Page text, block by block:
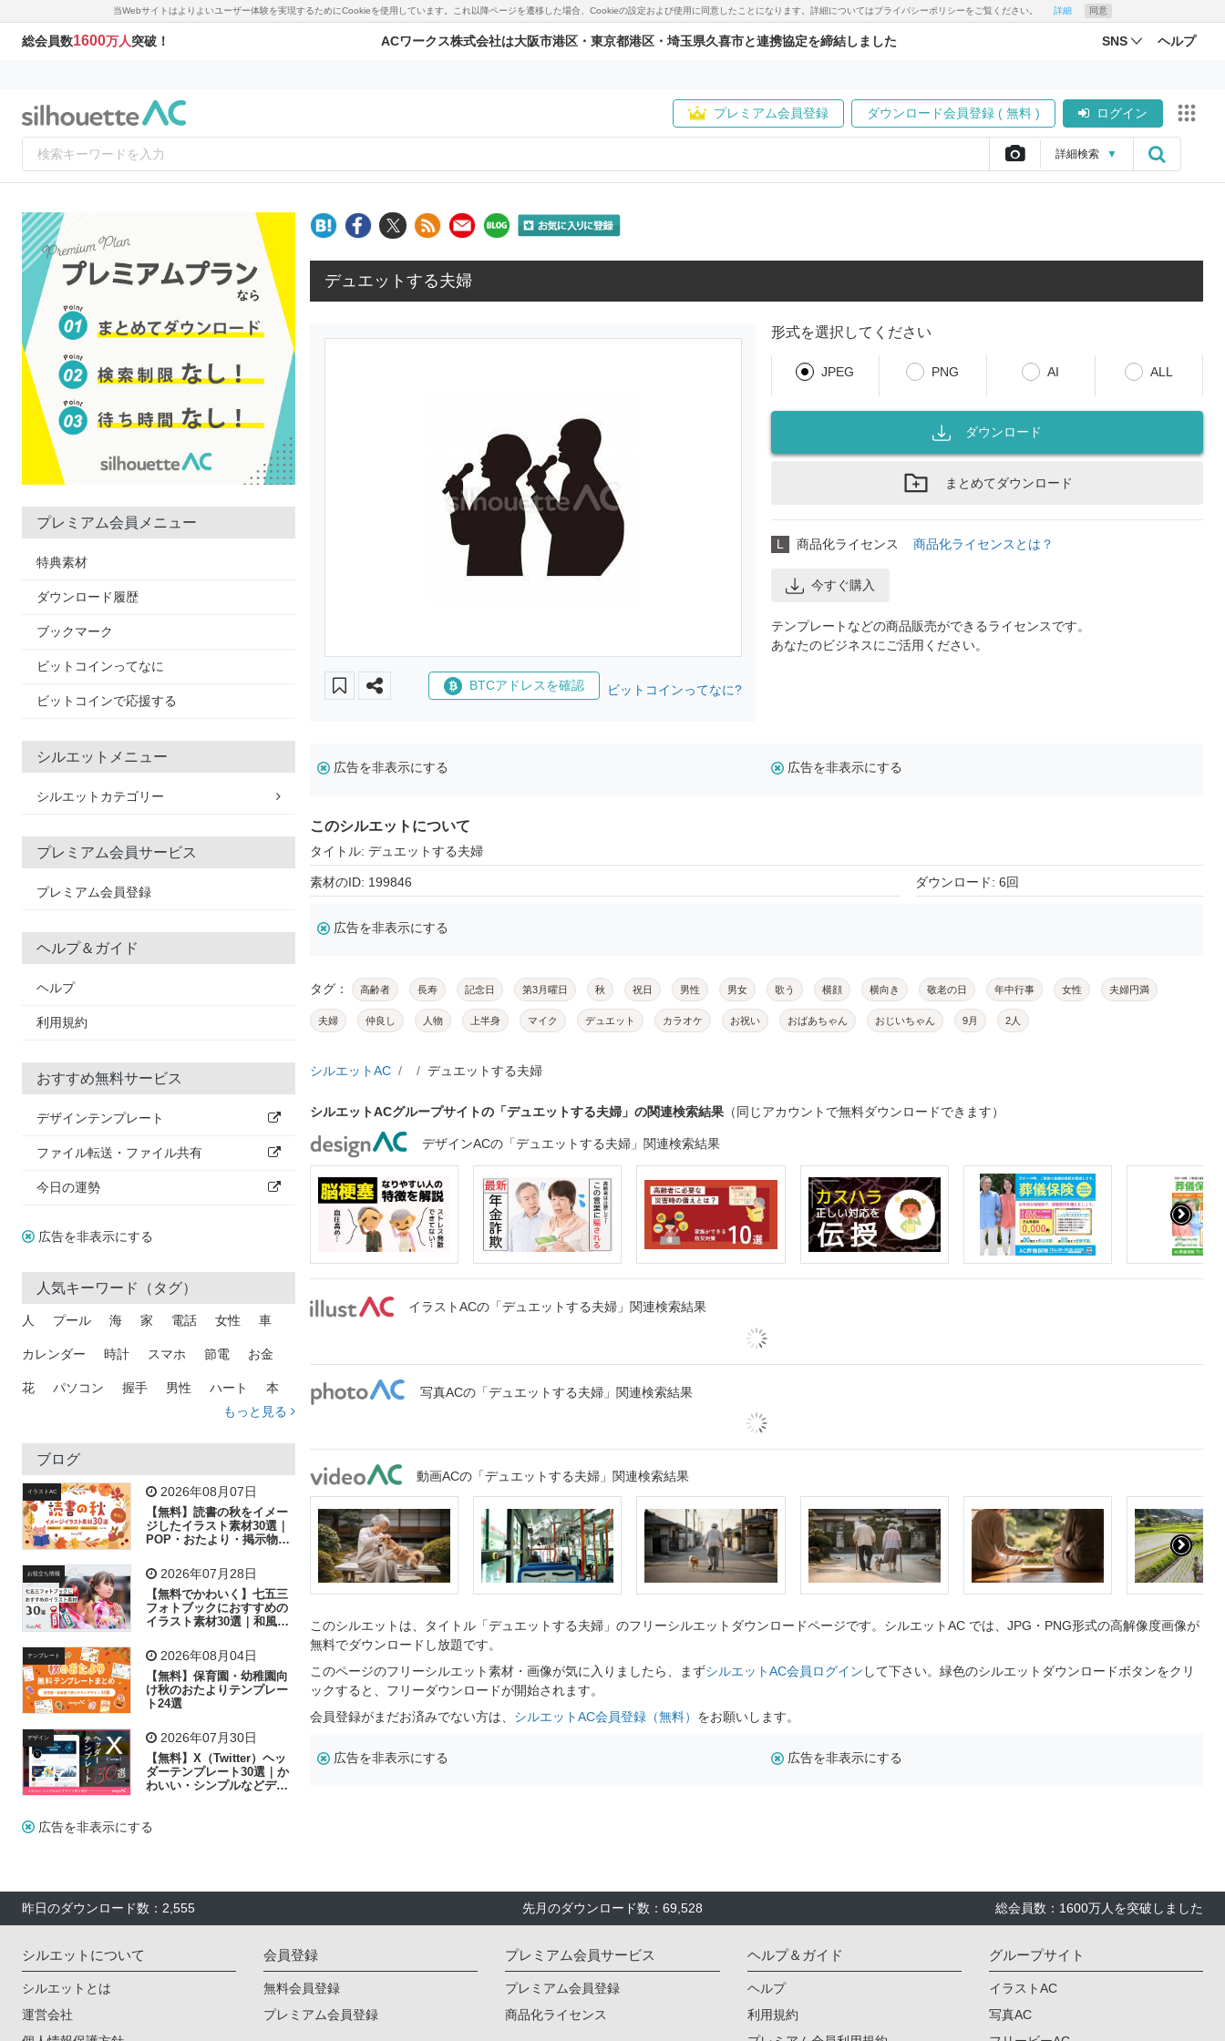
当Webサイトはよりよいユーザー体験を実現するためにCookieを使用しています。これ以降ページを遷移した場合、Cookieの設定および使用に同意したことになります。詳細についてはプライバシーポリシーをご覧ください。 詳細 同意
総会員数1600万人突破！ ACワークス株式会社は大阪市港区・東京都港区・埼玉県久喜市と連携協定を締結しました SNS ヘルプ
プレミアム会員登録 ダウンロード会員登録 ( 無料 ) ログイン
詳細検索 ▼
プレミアム会員メニュー
特典素材
ダウンロード履歴
ブックマーク
ビットコインってなに
ビットコインで応援する
シルエットメニュー
シルエットカテゴリー
プレミアム会員サービス
プレミアム会員登録
ヘルプ＆ガイド
ヘルプ
利用規約
おすすめ無料サービス
デザインテンプレート
ファイル転送・ファイル共有
今日の運勢
広告を非表示にする
人気キーワード（タグ）
人 プール 海 家 電話 女性 車
カレンダー 時計 スマホ 節電 お金
花 パソコン 握手 男性 ハート 本
トラック 木
吹き出し
飛行機 グラフ ビル 魚 家族 書類
歩く 工場 会社 太陽 キラキラ
子供 作業員 葉 相談 ピクトグラム
もっと見る
ブログ
イラストAC 2026年08月07日
【無料】読書の秋をイメー
ジしたイラスト素材30選｜
POP・おたより・掲示物に
お役立ち情報 2026年07月28日
【無料でかわいく】七五三
フォトブックにおすすめの
イラスト素材30選｜和風の
テンプレート 2026年08月04日
【無料】保育園・幼稚園向
け秋のおたよりテンプレー
ト24選
デザイン 2026年07月30日
【無料】X（Twitter）ヘッ
ダーテンプレート30選｜か
わいい・シンプルなどデザ
広告を非表示にする
デュエットする夫婦
BTCアドレスを確認 ビットコインってなに?
形式を選択してください
JPEG PNG AI ALL
ダウンロード
まとめてダウンロード
L 商品化ライセンス 商品化ライセンスとは？
今すぐ購入
テンプレートなどの商品販売ができるライセンスです。
あなたのビジネスにご活用ください。
広告を非表示にする 広告を非表示にする
このシルエットについて
タイトル: デュエットする夫婦
素材のID: 199846 ダウンロード: 6回
広告を非表示にする
タグ： 高齢者 長寿 記念日 第3月曜日 秋 祝日 男性 男女 歌う 横顔 横向き 敬老の日 年中行事 女性 夫婦円満
夫婦 仲良し 人物 上半身 マイク デュエット カラオケ お祝い おばあちゃん おじいちゃん 9月 2人
シルエットAC デュエットする夫婦
シルエットACグループサイトの「デュエットする夫婦」の関連検索結果 （同じアカウントで無料ダウンロードできます）
デザインACの「デュエットする夫婦」関連検索結果
イラストACの「デュエットする夫婦」関連検索結果
写真ACの「デュエットする夫婦」関連検索結果
動画ACの「デュエットする夫婦」関連検索結果
このシルエットは、タイトル「デュエットする夫婦」のフリーシルエットダウンロードページです。シルエットAC では、JPG・PNG形式の高解像度画像が
無料でダウンロードし放題です。
このページのフリーシルエット素材・画像が気に入りましたら、まずシルエットAC会員ログイン して下さい。緑色のシルエットダウンロードボタンをクリ
ックすると、フリーダウンロードが開始されます。
会員登録がまだお済みでない方は、 シルエットAC会員登録（無料） をお願いします。
広告を非表示にする 広告を非表示にする
昨日のダウンロード数：2,555 先月のダウンロード数：69,528 総会員数：1600万人を突破しました
シルエットについて
シルエットとは
運営会社
会員登録
無料会員登録
プレミアム会員登録
プレミアム会員サービス
プレミアム会員登録
商品化ライセンス
ヘルプ＆ガイド
ヘルプ
利用規約
グループサイト
イラストAC
写真AC